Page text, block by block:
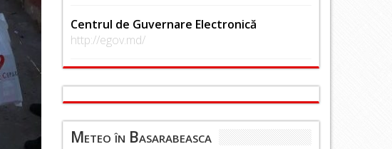
Centrul de Guvernare Electronică
http://egov.md/
Meteo în Basarabeasca